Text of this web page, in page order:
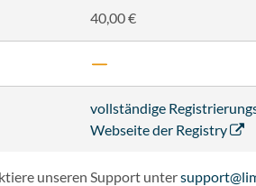
40,00 €
vollständige
Webseite der Registry
unseren Support unter